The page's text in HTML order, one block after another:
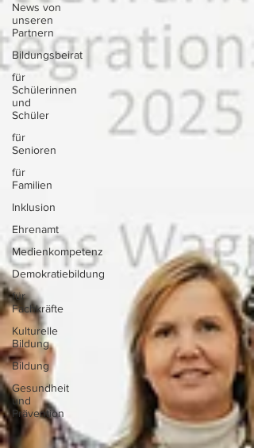
News von
unseren
Partnern
Bildungsbeirat
für
Schülerinnen
und
Schüler
für
Senioren
für
Familien
Inklusion
Ehrenamt
Medienkompetenz
Demokratiebildung
für
Fachkräfte
Kulturelle
Bildung
Bildung
Gesundheit
und
Prävention